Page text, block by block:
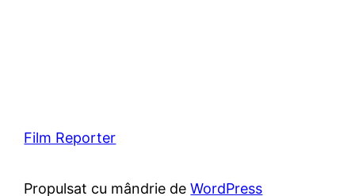
Film Reporter
Propulsat cu mândrie deWordPress